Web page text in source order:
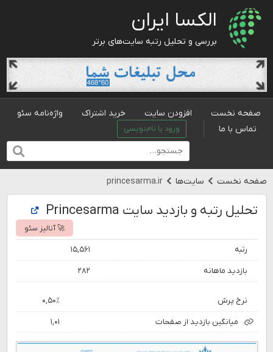
الکسا ایران
بررسی و تحلیل رتبه سایت‌های برتر
صفحه نخست افزودن سایت خرید اشتراک
واژه‌نامه سئو
تماس با ما
ورود یا نام‌نویسی
صفحه نخست سایت‌ها princesarma.ir
تحلیل رتبه و بازدید سایت Princesarma
🚀 آنالیز سئو
رتبه ۱۵,۵۶۱
بازدید ماهانه ۲۸۲
نرخ پرش ۰,۵۰٪
میانگین بازدید از صفحات ۱,۰۱